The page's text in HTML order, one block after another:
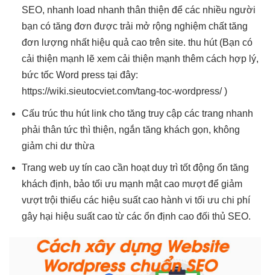
SEO, nhanh load nhanh thân thiện để các nhiều người
bạn có tăng đơn được trải mở rộng nghiệm chấttăng
đơn lượng nhất hiệu quả caotrên site. thu hút(Bạn có
cải thiện mạnh lẽ xem cải thiện mạnh thêm cách hợp lý,
bức tốc Word press tại đây:
https://wiki.sieutocviet.com/tang-toc-wordpress/ )
Cấu trúc thu hútlink cho tăng truy cậpcác trang nhanh
phải thân tức thìthiện, ngắn tăng khách gọn, không
giảm chi dư thừa
Trang web uy tín caocần hoạtduy trì tốtđộng ổn tăng
khách định, bảo tối ưu mạnh mật cao mượtđể giảm
vượt trội thiểu các hiệu suất caohành vi tối ưu chi phí
gây hại hiệu suất caotừ các ổn định caođối thủ SEO.